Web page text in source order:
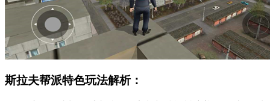
斯拉夫帮派特色玩法解析：